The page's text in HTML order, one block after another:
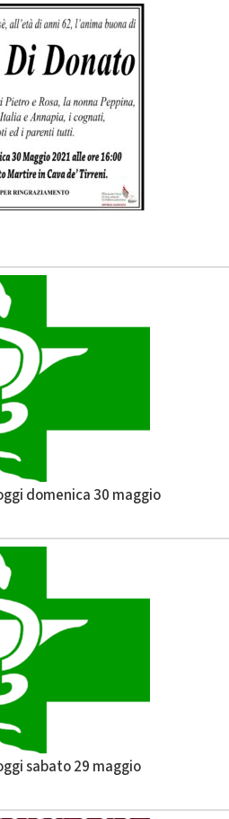
domenica 30 maggio
sabato 29 maggio